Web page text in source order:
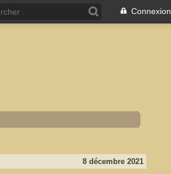
Connexion
8 décembre 2021